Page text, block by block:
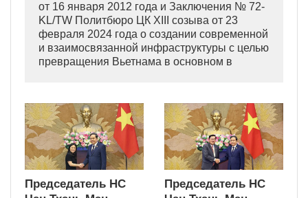
от 16 января 2012 года и Заключения № 72-
KL/TW Политбюро ЦК XIII созыва от 23
февраля 2024 года о создании современной
и взаимосвязанной инфраструктуры с целью
превращения Вьетнама в основном в
Председатель НС
Председатель НС